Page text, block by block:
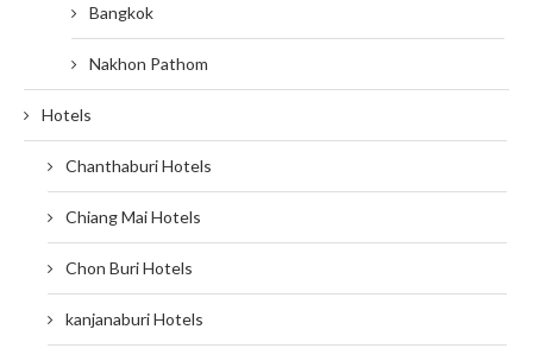
Bangkok
Nakhon Pathom
Hotels
Chanthaburi Hotels
Chiang Mai Hotels
Chon Buri Hotels
kanjanaburi Hotels